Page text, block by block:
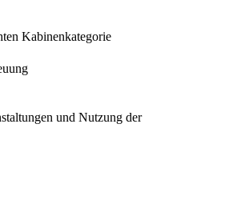
Kabinenkategorie
und Nutzung der